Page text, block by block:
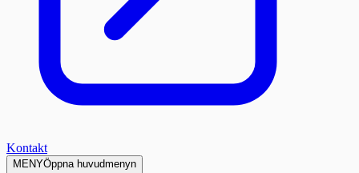
Kontakt
MENYÖppna huvudmenyn